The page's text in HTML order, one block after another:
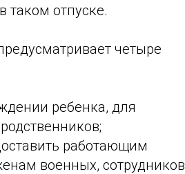
таком отпуске.
четыре
ребенка, для
работающим
военных, сотрудников